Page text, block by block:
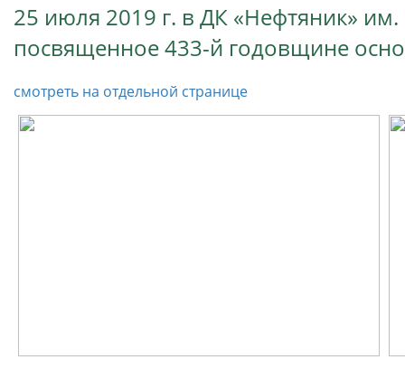
25 июля 2019 г. в ДК «Нефтяник»
посвященное 433-й годовщине
смотреть на отдельной странице